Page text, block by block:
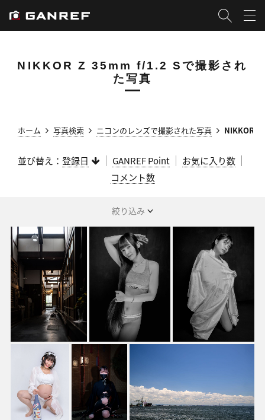
NIKKOR Z 35mm f/1.2 Sで撮影され
た写真
ホーム 写真検索 ニコンのレンズで撮影された写真 NIKKOR Z
並び替え： 登録日 GANREF Point
お気に入り数
コメント数
絞り込み